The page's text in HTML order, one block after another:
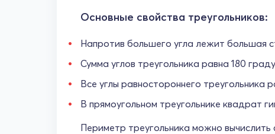
Основные свойства треугольников:
Напротив большего угла лежит большая
Сумма углов треугольника равна 180
Все углы равностороннего треугольника
В прямоугольном треугольнике квадрат
Периметр треугольника можно